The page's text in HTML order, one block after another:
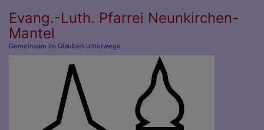
zum
Inhalt
Evang.-Luth. Pfarrei Neunkirchen-
Mantel
Gemeinsam im Glauben unterwegs